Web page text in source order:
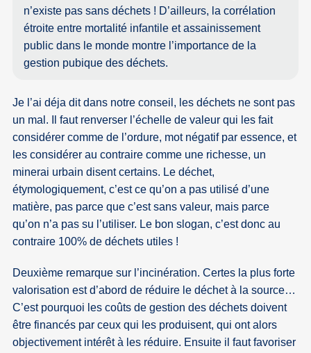
n’existe pas sans déchets ! D’ailleurs, la corrélation
étroite entre mortalité infantile et assainissement
public dans le monde montre l’importance de la
gestion pubique des déchets.
Je l’ai déja dit dans notre conseil, les déchets ne sont pas
un mal. Il faut renverser l’échelle de valeur qui les fait
considérer comme de l’ordure, mot négatif par essence, et
les considérer au contraire comme une richesse, un
minerai urbain disent certains. Le déchet,
étymologiquement, c’est ce qu’on a pas utilisé d’une
matière, pas parce que c’est sans valeur, mais parce
qu’on n’a pas su l’utiliser. Le bon slogan, c’est donc au
contraire 100% de déchets utiles !
Deuxième remarque sur l’incinération. Certes la plus forte
valorisation est d’abord de réduire le déchet à la source…
C’est pourquoi les coûts de gestion des déchets doivent
être financés par ceux qui les produisent, qui ont alors
objectivement intérêt à les réduire. Ensuite il faut favoriser